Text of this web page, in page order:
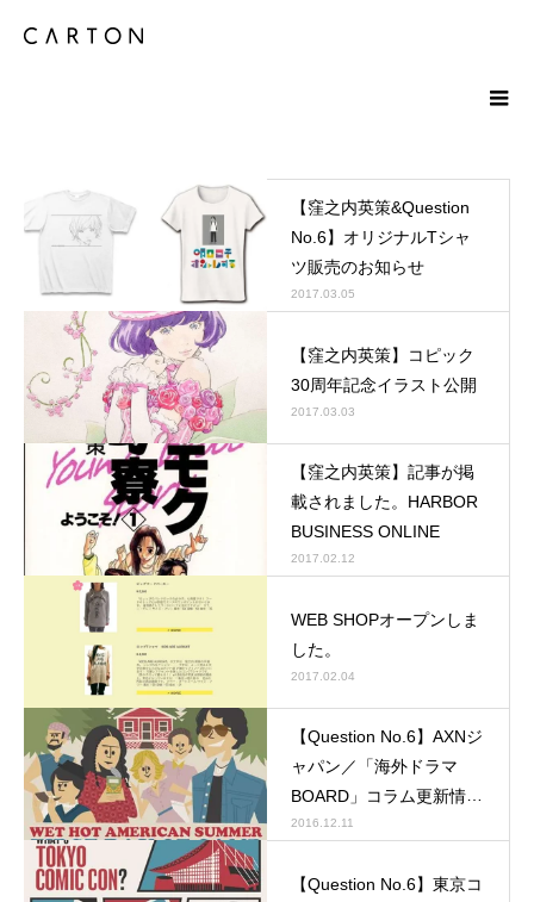
【窪之内英策&Question
No.6】オリジナルTシャ
ツ販売のお知らせ
2017.03.05
【窪之内英策】コピック
30周年記念イラスト公開
2017.03.03
【窪之内英策】記事が掲
載されました。HARBOR
BUSINESS ONLINE
2017.02.12
WEB SHOPオープンしま
した。
2017.02.04
【Question No.6】AXNジ
ャパン／「海外ドラマ
BOARD」コラム更新情
報。
2016.12.11
【Question No.6】東京コ